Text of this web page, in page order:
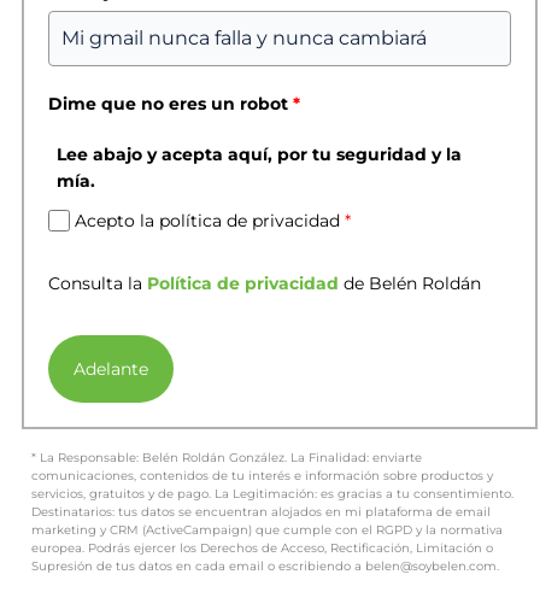
Dime que no eres un robot*
Lee abajo y acepta aquí, por tu seguridad y la
mía.
Acepto la política de privacidad *
Consulta la Política de privacidadde Belén Roldán
Adelante
* La Responsable: Belén Roldán González. La Finalidad: enviarte
comunicaciones, contenidos de tu interés e información sobre productos y
servicios, gratuitos y de pago. La Legitimación: es gracias a tu consentimiento.
Destinatarios: tus datos se encuentran alojados en mi plataforma de email
marketing y CRM (ActiveCampaign) que cumple con el RGPD y la normativa
europea. Podrás ejercer los Derechos de Acceso, Rectificación, Limitación o
Supresión de tus datos en cada email o escribiendo a belen@soybelen.com.